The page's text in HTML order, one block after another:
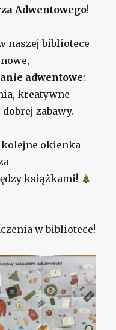
Adwentowego!
naszej bibliotece
adwentowe:
kreatywne
zabawy.
okienka
książkami!
w bibliotece!